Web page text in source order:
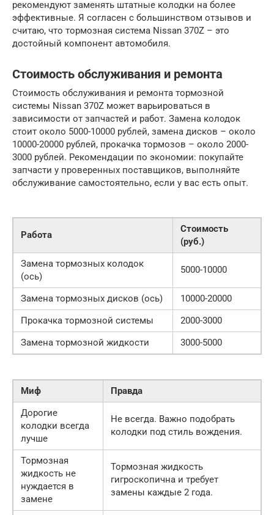
рекомендуют заменять штатные колодки на более
эффективные. Я согласен с большинством отзывов и
считаю, что тормозная система Nissan 370Z – это
достойный компонент автомобиля.
Стоимость обслуживания и ремонта
Стоимость обслуживания и ремонта тормозной
системы Nissan 370Z может варьироваться в
зависимости от запчастей и работ. Замена колодок
стоит около 5000-10000 рублей, замена дисков – около
10000-20000 рублей, прокачка тормозов – около 2000-
3000 рублей. Рекомендации по экономии: покупайте
запчасти у проверенных поставщиков, выполняйте
обслуживание самостоятельно, если у вас есть опыт.
Работа
Стоимость
(руб.)
Замена тормозных колодок
(ось)
5000-10000
Замена тормозных дисков (ось)
10000-20000
Прокачка тормозной системы
2000-3000
Замена тормозной жидкости
3000-5000
Миф
Правда
Дорогие
колодки всегда
лучше
Не всегда. Важно подобрать
колодки под стиль вождения.
Тормозная
жидкость не
нуждается в
замене
Тормозная жидкость
гигроскопична и требует
замены каждые 2 года.